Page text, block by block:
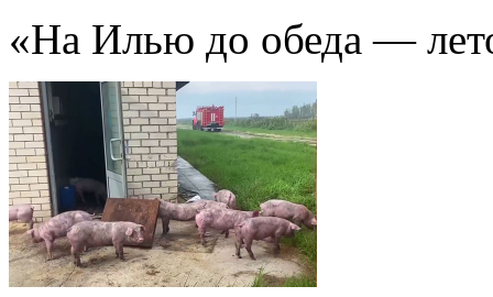
«На Илью до обеда —